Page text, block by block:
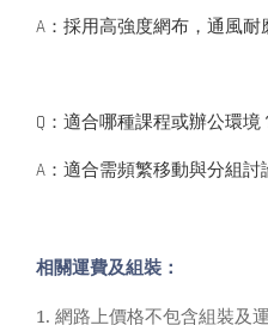
A：採用高強度網布，通風耐
Q：適合哪種課程或辦公環境
A：適合需頻繁移動與分組討
相關運費及組裝：
1. 網路上價格不包含組裝及